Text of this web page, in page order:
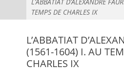
TEMPS DE CHARLES IX
L’ABBATIAT
(1561-1604) I. AU
CHARLES IX